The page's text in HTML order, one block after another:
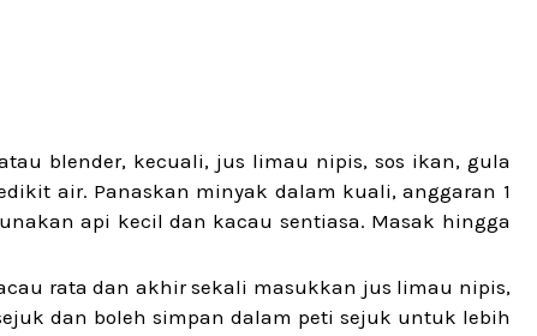
blender, kecuali, jus limau nipis, sos ikan, gula
air. Panaskan minyak dalam kuali, anggaran 1
api kecil dan kacau sentiasa. Masak hingga
rata dan akhir sekali masukkan jus limau nipis,
dan boleh simpan dalam peti sejuk untuk lebih